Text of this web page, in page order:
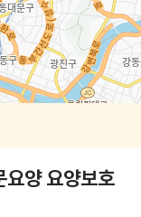
양 요양보호